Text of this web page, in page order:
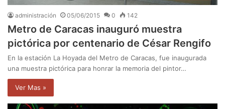
administración 05/06/2015 0 142
Metro de Caracas inauguró muestra
pictórica por centenario de César Rengifo
En la estación La Hoyada del Metro de Caracas, fue inaugurada
una muestra pictórica para honrar la memoria del pintor…
Ver Mas »